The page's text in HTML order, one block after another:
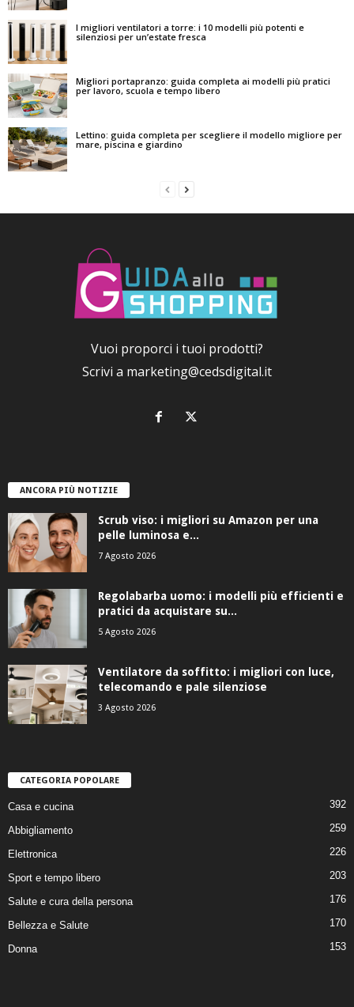
I migliori ventilatori a torre: i 10 modelli più potenti e
silenziosi per un’estate fresca
Migliori portapranzo: guida completa ai modelli più pratici
per lavoro, scuola e tempo libero
Lettino: guida completa per scegliere il modello migliore per
mare, piscina e giardino
Vuoi proporci i tuoi prodotti?
Scrivi a marketing@cedsdigital.it
ANCORA PIÙ NOTIZIE
Scrub viso: i migliori su Amazon per una
pelle luminosa e...
7 Agosto 2026
Regolabarba uomo: i modelli più efficienti e
pratici da acquistare su...
5 Agosto 2026
Ventilatore da soffitto: i migliori con luce,
telecomando e pale silenziose
3 Agosto 2026
CATEGORIA POPOLARE
Casa e cucina 392
Abbigliamento 259
Elettronica 226
Sport e tempo libero 203
Salute e cura della persona 176
Bellezza e Salute 170
Donna 153